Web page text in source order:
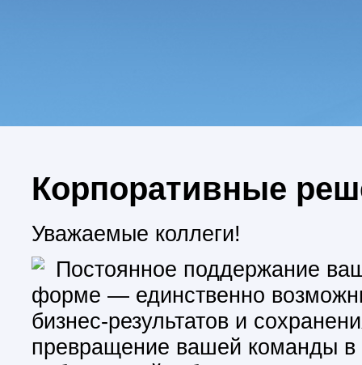
Корпоративные
Уважаемые коллеги!
Постоянное поддержание
форме — единственно
бизнес-результатов и
превращение вашей команды в